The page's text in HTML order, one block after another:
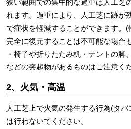
狭い範囲での集中的な過重は人工芝
れます。過重により、人工芝に跡が
で症状を軽減することができます。(
完全に復元することは不可能な場合
・椅子や折りたたみ机・テントの脚
などの突起物があるものはご注意く
2、火気・高温
人工芝上で火気の発生する行為(タ
は行わないでください。